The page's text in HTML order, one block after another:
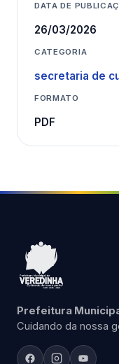
DATA DE
26/03/2026
CATEGORIA
secretaria de
FORMATO
PDF
Prefeitura
Cuidando da nossa